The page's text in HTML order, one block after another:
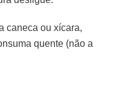
caneca ou xícara,
quente (não a